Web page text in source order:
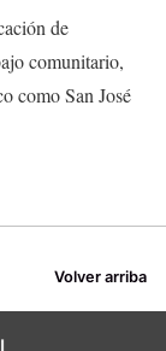
de
comunitario,
como San José
Volver arriba